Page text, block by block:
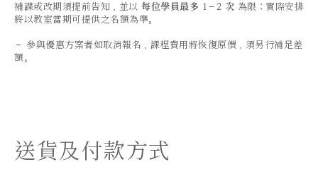
補課或改期須提前告知，並以 每位學員最多 1–2 次 為限；實際安排
將以教室當期可提供之名額為準。
－ 參與優惠方案者如取消報名，課程費用將恢復原價，須另行補足差
額。
送貨及付款方式